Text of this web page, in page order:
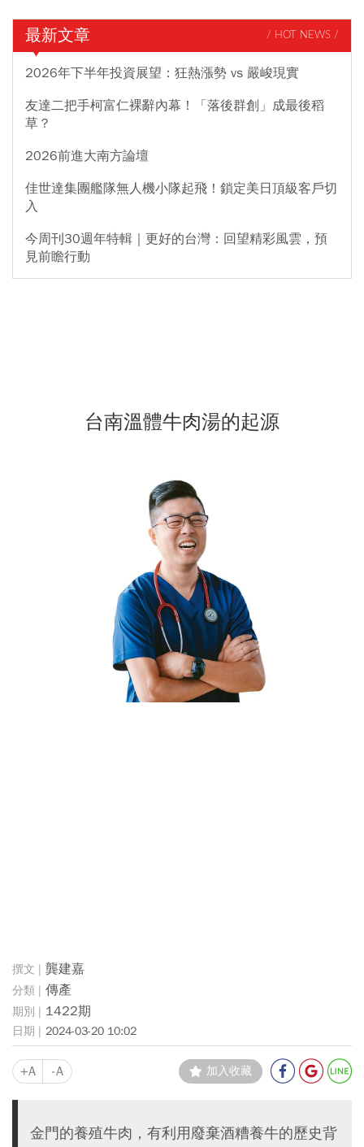
最新文章 / HOT NEWS /
2026年下半年投資展望：狂熱漲勢 vs 嚴峻現實
友達二把手柯富仁裸辭內幕！「落後群創」成最後稻
草？
2026前進大南方論壇
佳世達集團艦隊無人機小隊起飛！鎖定美日頂級客戶切
入
今周刊30週年特輯｜更好的台灣：回望精彩風雲，預
見前瞻行動
台南溫體牛肉湯的起源
龔建嘉
傳產
1422期
2024-03-20 10:02
+A -A 加入收藏
金門的養殖牛肉，有利用廢棄酒糟養牛的歷史背